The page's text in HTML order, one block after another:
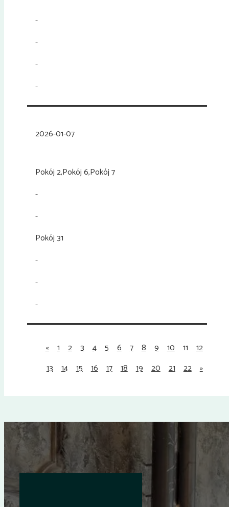
-
-
-
-
2026-01-07
Pokój 2,Pokój 6,Pokój 7
-
-
Pokój 31
-
-
-
« 1 2 3 4 5 6 7 8 9 10 11
12
13 14 15 16 17 18 19 20 21 22 »